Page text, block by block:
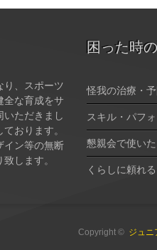
り、スポーツ
全な育成をサ
いただきまし
おります。
イン等の無断
します。
困った時
怪我の治療・
スキル・パフ
懇親会で使い
くらしに頼れ
Copyright © ジュニ